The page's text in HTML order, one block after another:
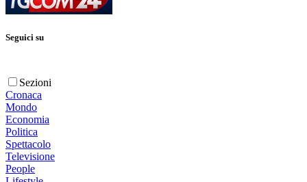
Seguici su
Sezioni
Cronaca
Mondo
Economia
Politica
Spettacolo
Televisione
People